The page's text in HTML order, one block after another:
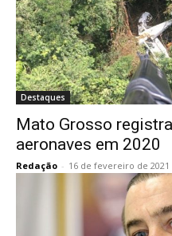
Destaques
Mato Grosso
aeronaves em 2020
Redação - 16 de fevereiro de 2021